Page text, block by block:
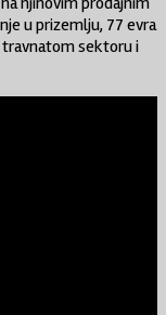
u prizemlju, 77 evra
travnatom sektoru i